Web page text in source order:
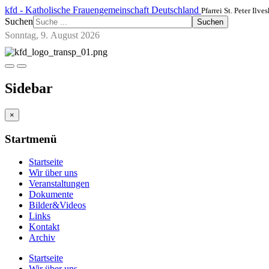
kfd - Katholische Frauengemeinschaft Deutschland Pfarrei St. Peter
Suchen Suchen
Sonntag, 9. August 2026
Sidebar
×
Startmenü
Startseite
Wir über uns
Veranstaltungen
Dokumente
Bilder&Videos
Links
Kontakt
Archiv
Startseite